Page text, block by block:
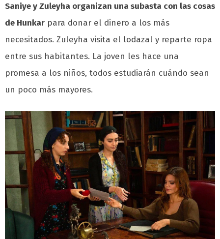
Saniye y Zuleyha organizan una subasta con las cosas
de Hunkar para donar el dinero a los más
necesitados. Zuleyha visita el lodazal y reparte ropa
entre sus habitantes. La joven les hace una
promesa a los niños, todos estudiarán cuándo sean
un poco más mayores.